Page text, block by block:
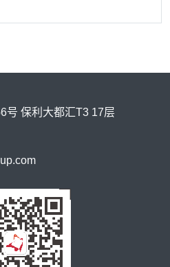
号 保利大都汇T3 17层